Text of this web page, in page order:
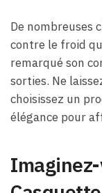
De nombreuses
contre le froid
remarqué son
sorties. Ne
choisissez un
élégance pour